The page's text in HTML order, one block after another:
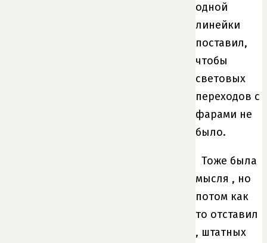
одной
линейки
поставил,
чтобы
световых
переходов с
фарами не
было.
Тоже была
мысля , но
потом как
то отставил
, штатных